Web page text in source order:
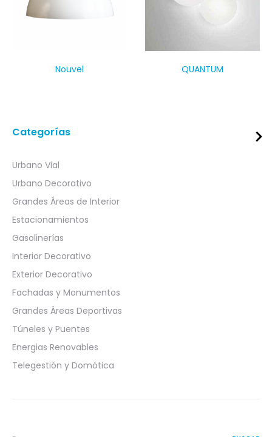
Nouvel QUANTUM
Categorías
Urbano Vial
Urbano Decorativo
Grandes Áreas de Interior
Estacionamientos
Gasolinerías
Interior Decorativo
Exterior Decorativo
Fachadas y Monumentos
Grandes Áreas Deportivas
Túneles y Puentes
Energias Renovables
Telegestión y Domótica